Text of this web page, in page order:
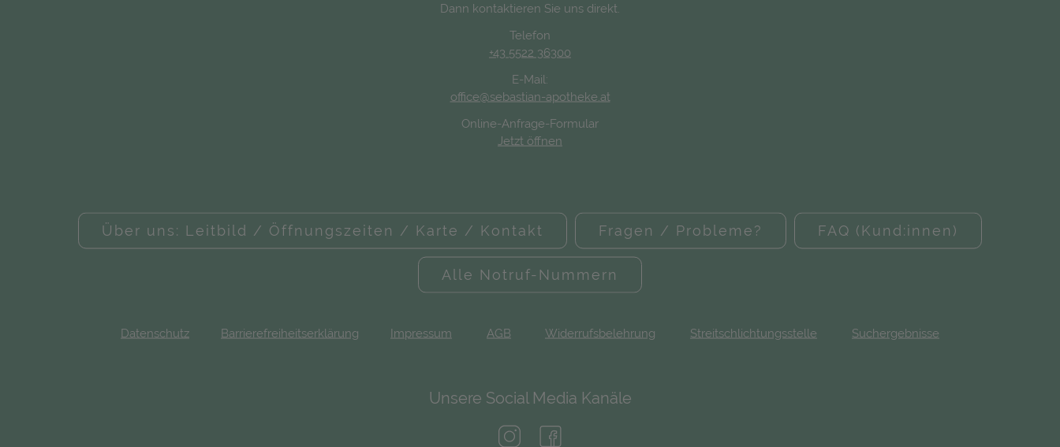
Dann kontaktieren Sie uns direkt.
Telefon
+43 5522 36300
E-Mail:
office@sebastian-apotheke.at
Online-Anfrage-Formular
Jetzt öffnen
Über uns: Leitbild / Öffnungszeiten / Karte / Kontakt Fragen / Probleme? FAQ (Kund:innen)
Alle Notruf-Nummern
Datenschutz Barrierefreiheitserklärung Impressum AGB Widerrufsbelehrung Streitschlichtungsstelle Suchergebnisse
Unsere Social Media Kanäle
(öffnet in neuem Tab)